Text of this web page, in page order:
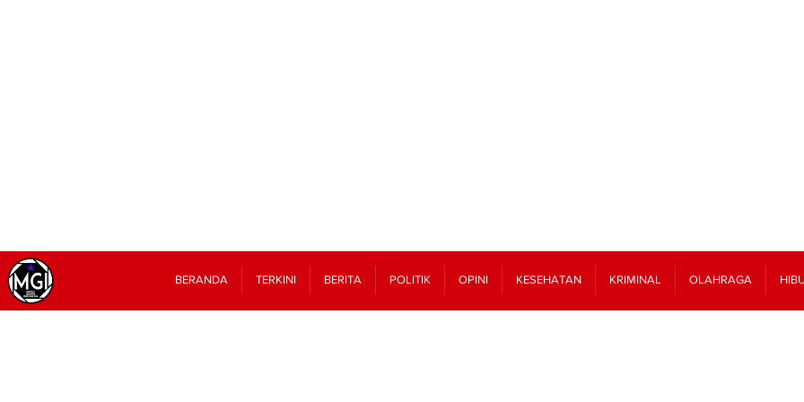
BERANDA TERKINI BERITA POLITIK OPINI KESEHATAN KRIMINAL OLAHRAGA